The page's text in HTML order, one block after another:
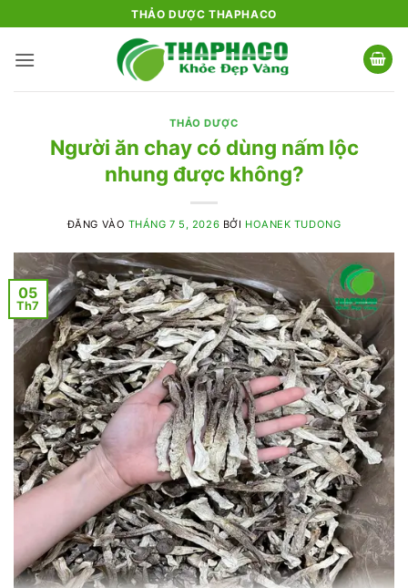
qua
nội
THẢO DƯỢC THAPHACO
THẢO DƯỢC
Người ăn chay có dùng nấm lộc
nhung được không?
ĐĂNG VÀO THÁNG 7 5, 2026 BỞI HOANEK TUDONG
05
Th7